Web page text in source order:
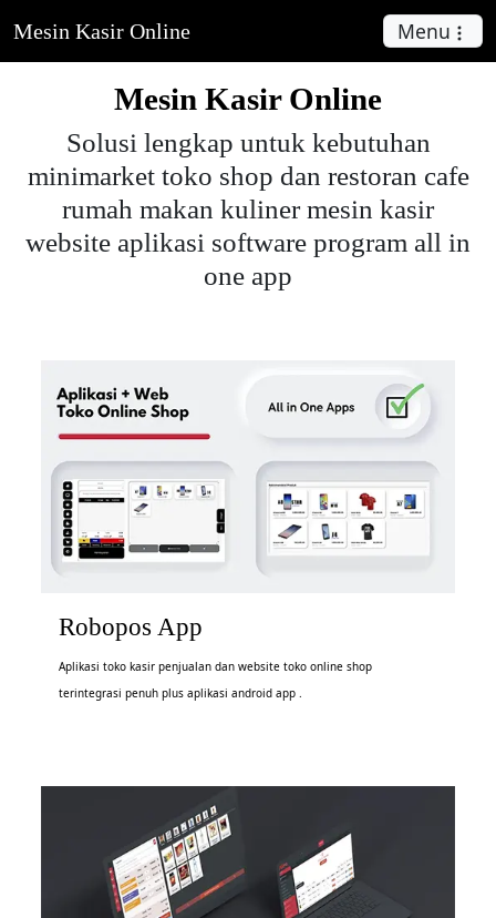
Mesin Kasir Online Menu
Mesin Kasir Online
Solusi lengkap untuk kebutuhan
minimarket toko shop dan restoran cafe
rumah makan kuliner mesin kasir
website aplikasi software program all in
one app
Robopos App
Aplikasi toko kasir penjualan dan website toko online shop
terintegrasi penuh plus aplikasi android app .